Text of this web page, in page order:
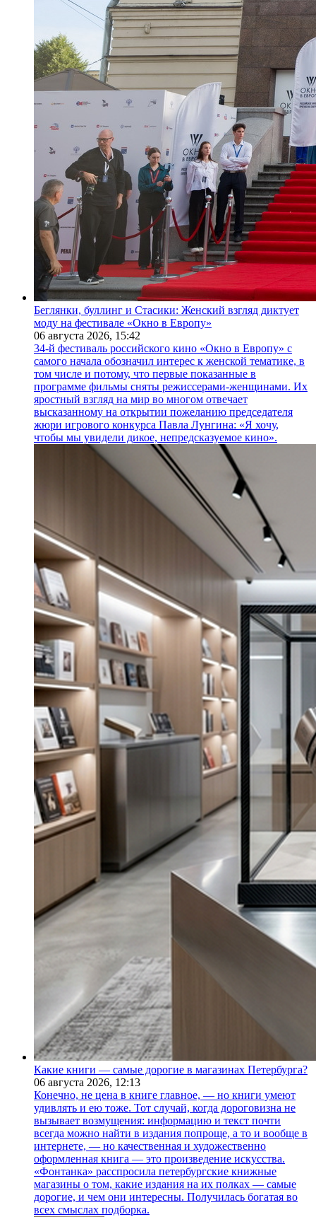
Беглянки, буллинг и Стасики: Женский взгляд диктует
моду на фестивале «Окно в Европу»
06 августа 2026, 15:42
34-й фестиваль российского кино «Окно в Европу» с
самого начала обозначил интерес к женской тематике, в
том числе и потому, что первые показанные в
программе фильмы сняты режиссерами-женщинами. Их
яростный взгляд на мир во многом отвечает
высказанному на открытии пожеланию председателя
жюри игрового конкурса Павла Лунгина: «Я хочу,
чтобы мы увидели дикое, непредсказуемое кино».
Какие книги — самые дорогие в магазинах Петербурга?
06 августа 2026, 12:13
Конечно, не цена в книге главное, — но книги умеют
удивлять и ею тоже. Тот случай, когда дороговизна не
вызывает возмущения: информацию и текст почти
всегда можно найти в издания попроще, а то и вообще в
интернете, — но качественная и художественно
оформленная книга — это произведение искусства.
«Фонтанка» расспросила петербургские книжные
магазины о том, какие издания на их полках — самые
дорогие, и чем они интересны. Получилась богатая во
всех смыслах подборка.